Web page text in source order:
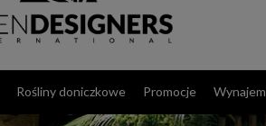
Rośliny doniczkowe Promocje Wynajem